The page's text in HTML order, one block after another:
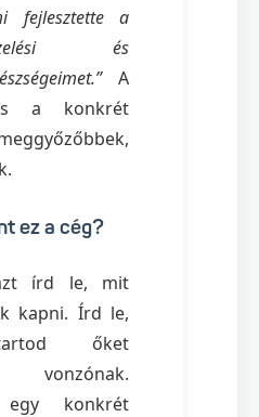
fejlesztette a
és
A
a konkrét
ez a cég?
írd le, mit
kapni. Írd le,
őket
vonzónak.
egy konkrét